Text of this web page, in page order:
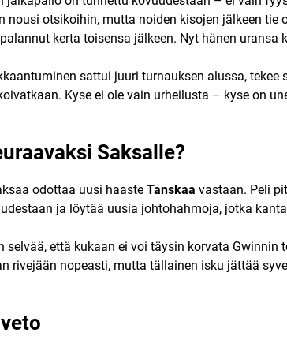
nousi otsikoihin, mutta noiden kisojen jälkeen
kerta toisensa jälkeen. Nyt hänen
sattui juuri turnauksen alussa,
Kyse ei ole vain urheilusta – kyse on
Saksalle?
odottaa uusi haaste Tanskaa vastaan. Peli
ja löytää uusia johtohahmoja, jotka
selvää, että kukaan ei voi täysin korvata
rivejään nopeasti, mutta tällainen isku jättää